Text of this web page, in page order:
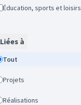
Éducation, sports et loisirs
Liées à
Tout
Projets
Réalisations